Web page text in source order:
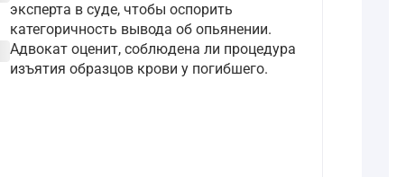
эксперта в суде, чтобы оспорить
категоричность вывода об опьянении.
check_circleАдвокат оценит, соблюдена ли процедура
изъятия образцов крови у погибшего.